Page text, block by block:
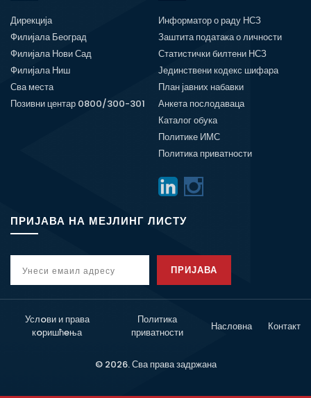
Дирекција
Филијала Београд
Филијала Нови Сад
Филијала Ниш
Сва места
Позивни центар 0800/300-301
Информатор о раду НСЗ
Заштита података о личности
Статистички билтени НСЗ
Јединствени кодекс шифара
План јавних набавки
Анкета послодаваца
Каталог обука
Политике ИМС
Политика приватности
ПРИЈАВА НА МЕЈЛИНГ ЛИСТУ
ПРИЈАВА
Услoви и права
кoришћeња
Политика
приватности
Насловна Контакт
© 2026. Сва права задржана